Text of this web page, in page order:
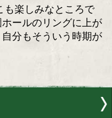
いタイプです。
然上だと思いま
作ることができ